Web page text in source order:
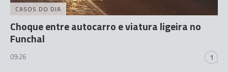
CASOS DO DIA
Choque entre autocarro e viatura ligeira no
Funchal
09:26 1